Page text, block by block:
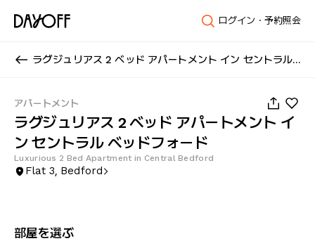
ログイン・予約照会
ラグジュリアス 2 ベッド アパートメント イン セントラル ベッドフォード
アパートメント
ラグジュリアス 2 ベッド アパートメント イ
ン セントラル ベッドフォード
Luxurious 2 Bed Apartment in Central Bedford
Flat 3, Bedford
部屋を選ぶ